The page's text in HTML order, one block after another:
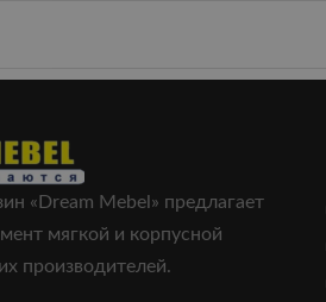
«Dream Mebel» предлагает
мягкой и корпусной
производителей.